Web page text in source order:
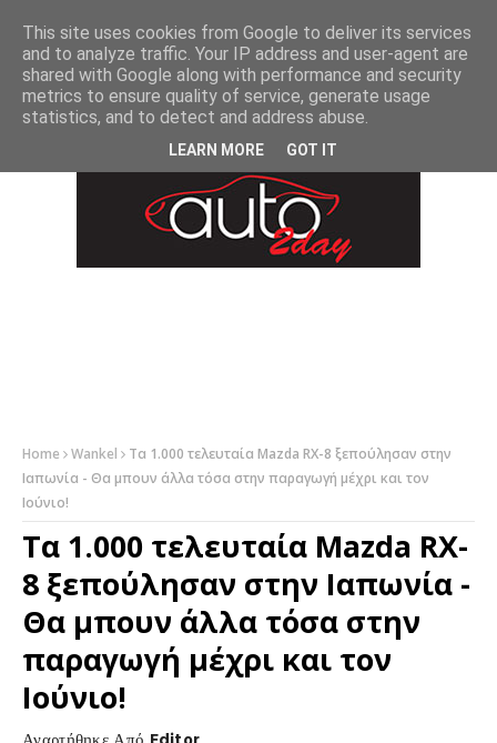
Home Wankel
Τα 1.000 τελευταία Mazda RX-8 ξεπούλησαν στην
Ιαπωνία - Θα μπουν άλλα τόσα στην παραγωγή μέχρι και τον
Ιούνιο!
Τα 1.000 τελευταία Mazda RX-
8 ξεπούλησαν στην Ιαπωνία -
Θα μπουν άλλα τόσα στην
παραγωγή μέχρι και τον
Ιούνιο!
This site uses cookies from Google to deliver its services
and to analyze traffic. Your IP address and user-agent are
shared with Google along with performance and security
metrics to ensure quality of service, generate usage
statistics, and to detect and address abuse.
LEARN MORE GOT IT